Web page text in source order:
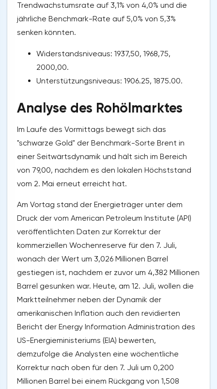
Trendwachstumsrate auf 3,1% von 4,0% und die
jährliche Benchmark-Rate auf 5,0% von 5,3%
senken könnten.
Widerstandsniveaus: 1937,50, 1968,75,
2000,00.
Unterstützungsniveaus: 1906.25, 1875.00.
Analyse des Rohölmarktes
Im Laufe des Vormittags bewegt sich das
"schwarze Gold" der Benchmark-Sorte Brent in
einer Seitwärtsdynamik und hält sich im Bereich
von 79,00, nachdem es den lokalen Höchststand
vom 2. Mai erneut erreicht hat.
Am Vortag stand der Energieträger unter dem
Druck der vom American Petroleum Institute (API)
veröffentlichten Daten zur Korrektur der
kommerziellen Wochenreserve für den 7. Juli,
wonach der Wert um 3,026 Millionen Barrel
gestiegen ist, nachdem er zuvor um 4,382 Millionen
Barrel gesunken war. Heute, am 12. Juli, wollen die
Marktteilnehmer neben der Dynamik der
amerikanischen Inflation auch den revidierten
Bericht der Energy Information Administration des
US-Energieministeriums (EIA) bewerten,
demzufolge die Analysten eine wöchentliche
Korrektur nach oben für den 7. Juli um 0,200
Millionen Barrel bei einem Rückgang von 1,508